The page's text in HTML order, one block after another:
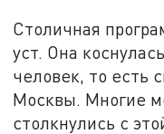
Столичная
уст. Она
человек, то есть
Москвы. Многие
столкнулись с